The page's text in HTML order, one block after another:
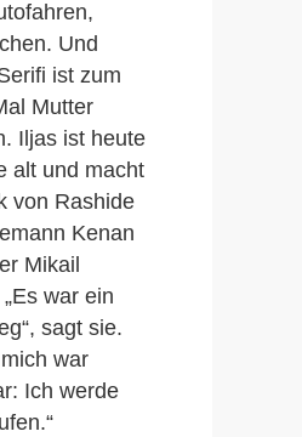
Und
ist zum
Mutter
Iljas ist heute
alt und macht
von Rashide
Kenan
Mikail
war ein
sagt sie.
war
Ich werde